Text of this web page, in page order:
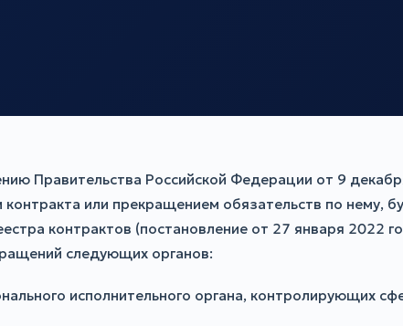
Правительства Российской Федерации от 9
или прекращением обязательств по
контрактов (постановление от 27 января
следующих органов:
исполнительного органа, контролирующих